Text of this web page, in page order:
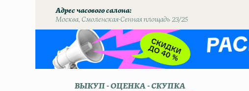
Адрес часового салона
Москва, Смоленская-Сенная площадь 23/25
ВЫКУП - ОЦЕНКА - СКУПКА